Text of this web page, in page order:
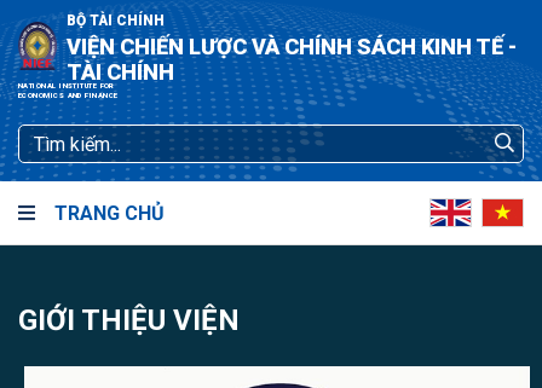
BỘ TÀI CHÍNH
VIỆN CHIẾN LƯỢC VÀ CHÍNH SÁCH KINH TẾ -
TÀI CHÍNH
NATIONAL INSTITUTE FOR
ECONOMICS AND FINANCE
TRANG CHỦ
GIỚI THIỆU VIỆN